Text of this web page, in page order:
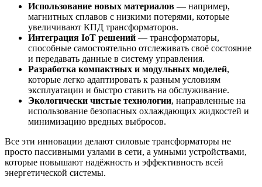
Использование новых материалов — например,
магнитных сплавов с низкими потерями, которые
увеличивают КПД трансформаторов.
Интеграция IoT решений — трансформаторы,
способные самостоятельно отслеживать своё состояние
и передавать данные в систему управления.
Разработка компактных и модульных моделей,
которые легко адаптировать к разным условиям
эксплуатации и быстро ставить на обслуживание.
Экологически чистые технологии, направленные на
использование безопасных охлаждающих жидкостей и
минимизацию вредных выбросов.
Все эти инновации делают силовые трансформаторы не
просто пассивными узлами в сети, а умными устройствами,
которые повышают надёжность и эффективность всей
энергетической системы.